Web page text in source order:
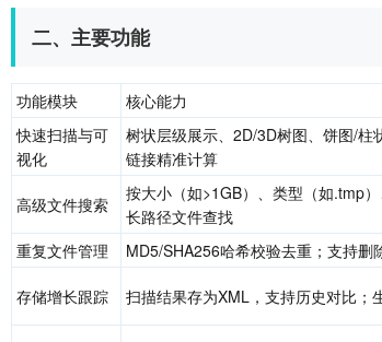
二、主要功能
功能模块 核心能力
快速扫描与可
视化
树状层级展示、2D/3D树图、饼图/柱
链接精准计算
高级文件搜索
按大小（如>1GB）、类型（如.tmp
长路径文件查找
重复文件管理
MD5/SHA256哈希校验去重；支持删
存储增长跟踪 扫描结果存为XML，支持历史对比；